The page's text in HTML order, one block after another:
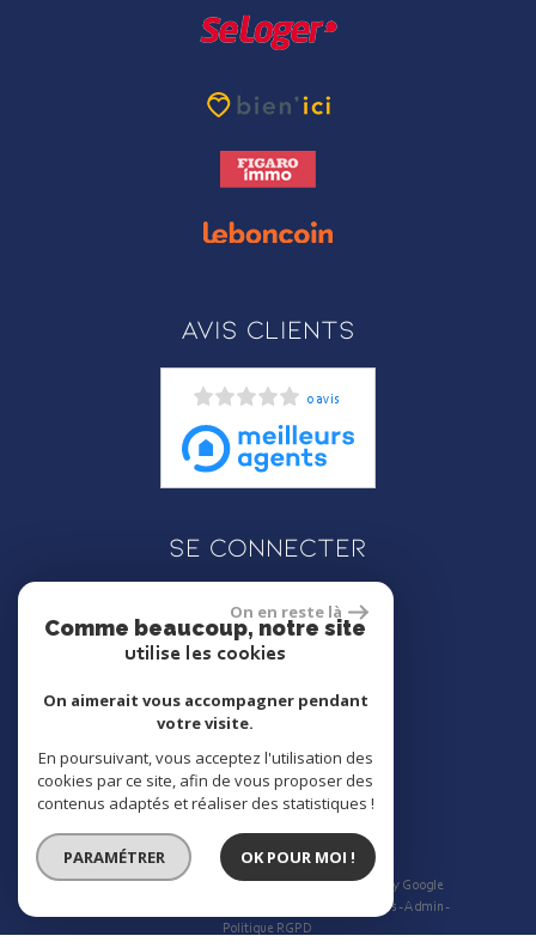
Avis clients
0 avis
Se connecter
Espace propriétaire
réalisé par
© 2026 | Tous droits réservés | Traduction powered by Google
Liens Admin
Politique RGPD
On en reste là
Comme beaucoup, notre site
utilise les cookies
On aimerait vous accompagner pendant
votre visite.
En poursuivant, vous acceptez l'utilisation des
cookies par ce site, afin de vous proposer des
contenus adaptés et réaliser des statistiques !
PARAMÉTRER OK POUR MOI !